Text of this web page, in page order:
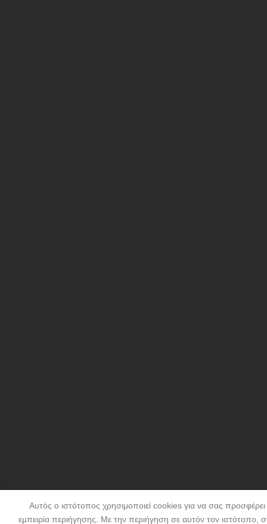
Αυτός ο ιστότοπος χρησιμοποιεί cookies για να σας προσφέρει
εμπειρία περιήγησης. Με την περιήγηση σε αυτόν τον ιστότοπο,